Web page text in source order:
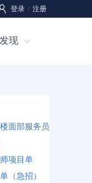
登录 / 注册
发现
面部服务员
项目单
（急招）